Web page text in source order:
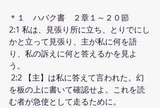
＊１　ハバク書　２章１～２０節
2:1 私は、見張り所に立ち、とりでにし
かと立って見張り、主が私に何を語
り、私の訴えに何と答えるかを見よ
う。
を板の上に書いて確認せよ。これを読
む者が急使として走るために。